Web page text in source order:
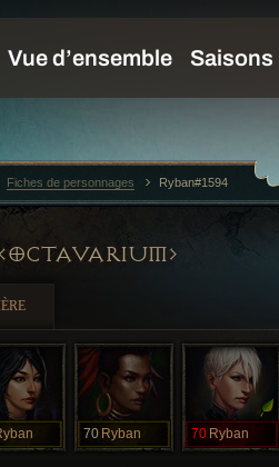
OCTAVARIUM
70 Ryban 70 Ryban
Fiches de personnages Ryban#1594